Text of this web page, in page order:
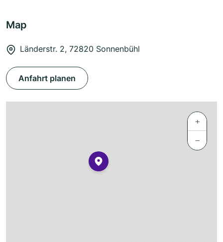
Map
Länderstr. 2, 72820 Sonnenbühl
Anfahrt planen
+
−